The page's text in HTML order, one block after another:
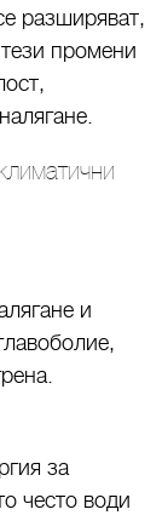
разширяват,
промени
и
за
често води